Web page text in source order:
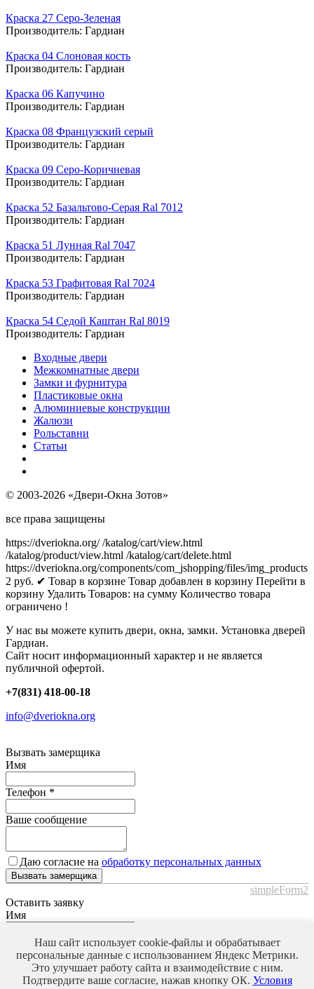
Краска 27 Серо-Зеленая
Производитель: Гардиан
Краска 04 Слоновая кость
Производитель: Гардиан
Краска 06 Капучино
Производитель: Гардиан
Краска 08 Французский серый
Производитель: Гардиан
Краска 09 Серо-Коричневая
Производитель: Гардиан
Краска 52 Базальтово-Серая Ral 7012
Производитель: Гардиан
Краска 51 Лунная Ral 7047
Производитель: Гардиан
Краска 53 Графитовая Ral 7024
Производитель: Гардиан
Краска 54 Седой Каштан Ral 8019
Производитель: Гардиан
Входные двери
Межкомнатные двери
Замки и фурнитура
Пластиковые окна
Алюминиевые конструкции
Жалюзи
Рольставни
Статьи
© 2003-2026 «Двери-Окна Зотов»
все права защищены
https://dveriokna.org/ /katalog/cart/view.html
/katalog/product/view.html /katalog/cart/delete.html
https://dveriokna.org/components/com_jshopping/files/img_products
2 руб. ✔ Товар в корзине Товар добавлен в корзину Перейти в
корзину Удалить Товаров: на сумму Количество товара
ограничено !
У нас вы можете купить двери, окна, замки. Установка дверей
Гардиан.
Сайт носит информационный характер и не является
публичной офертой.
+7(831) 418-00-18
info@dveriokna.org
Вызвать замерщика
Имя
Телефон *
Ваше сообщение
Даю согласие на обработку персональных данных
Вызвать замерщика
simpleForm2
Оставить заявку
Имя
Телефон*
Ваше сообщение
Наш сайт использует cookie-файлы и обрабатывает
персональные данные с использованием Яндекс Метрики.
Это улучшает работу сайта и взаимодействие с ним.
Подтвердите ваше согласие, нажав кнопку ОК. Условия